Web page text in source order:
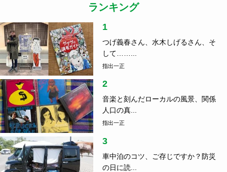
ランキング
1
つげ義春さん、水木しげるさん、そ
して……...
指出一正
2
音楽と刻んだローカルの風景、関係
人口の真...
指出一正
3
車中泊のコツ、ご存じですか？防災
の日に読...